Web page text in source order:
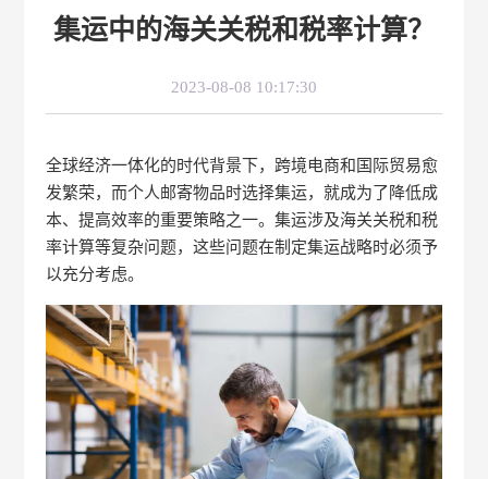
集运中的海关关税和税率计算？
2023-08-08 10:17:30
全球经济一体化的时代背景下，跨境电商和国际贸易愈
发繁荣，而个人邮寄物品时选择集运，就成为了降低成
本、提高效率的重要策略之一。集运涉及海关关税和税
率计算等复杂问题，这些问题在制定集运战略时必须予
以充分考虑。